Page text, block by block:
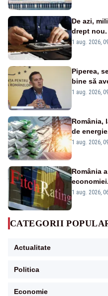
De azi,
drept nou.
un produs
1 aug. 2026,
Piperea,
bine să
alertei
1 aug. 2026,
România,
de
Analiză
1 aug. 2026,
România
„BBB-”
1 aug. 2026,
CATEGORII
Actualitate
Politica
Economie